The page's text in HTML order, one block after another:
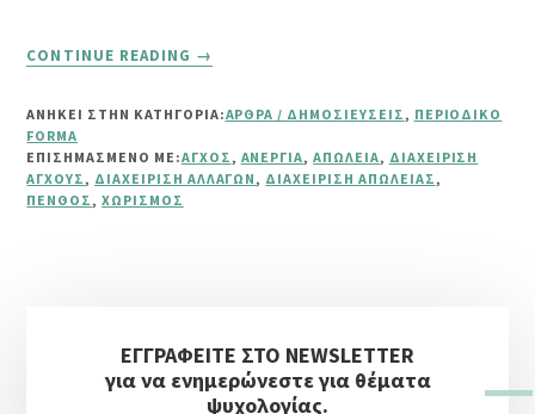
CONTINUE READING
ΌΤΑΝ
ΔΥΣΚΟΛΊΕΣ
ΓΕΝΝΟΎΝ
ΕΥΚΑΙΡΊΕΣ
→
ΑΝΗΚΕΙ ΣΤΗΝ ΚΑΤΗΓΟΡΙΑ:ΆΡΘΡΑ / ΔΗΜΟΣΙΕΎΣΕΙΣ , ΠΕΡΙΟΔΙΚΌ
FORMA
ΕΠΙΣΗΜΑΣΜΈΝΟ ΜΕ:ΆΓΧΟΣ , ΑΝΕΡΓΊΑ,ΑΠΏΛΕΙΑ, ΔΙΑΧΕΊΡΙΣΗ
ΆΓΧΟΥΣ , ΔΙΑΧΕΊΡΙΣΗ ΑΛΛΑΓΏΝ , ΔΙΑΧΕΊΡΙΣΗ ΑΠΏΛΕΙΑΣ ,
ΠΈΝΘΟΣ ,ΧΩΡΙΣΜΌΣ
ΠλευρικήΕΓΓΡΑΦΕΙΤΕ ΣΤΟ NEWSLETTER
για να ενημερώνεστε για θέματα
ψυχολογίας.